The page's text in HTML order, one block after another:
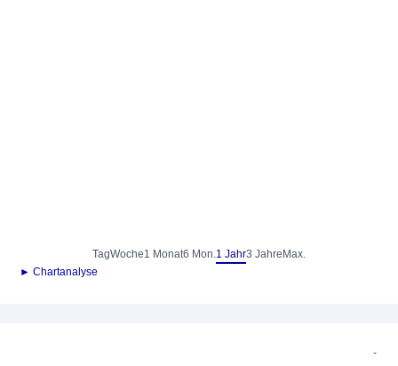
TagWoche1 Monat6 Mon.1 Jahr3 Jahre Max.
► Chartanalyse
-